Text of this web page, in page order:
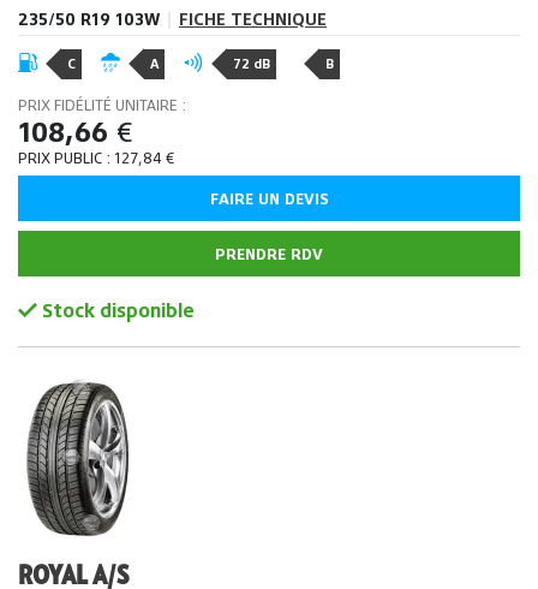
235/50 R19 103W FICHE TECHNIQUE
C A 72 dB B
PRIX FIDÉLITÉ UNITAIRE :
108,66 €
PRIX PUBLIC : 127,84€
FAIRE UN DEVIS
PRENDRE RDV
Stock disponible
ROYAL A/S